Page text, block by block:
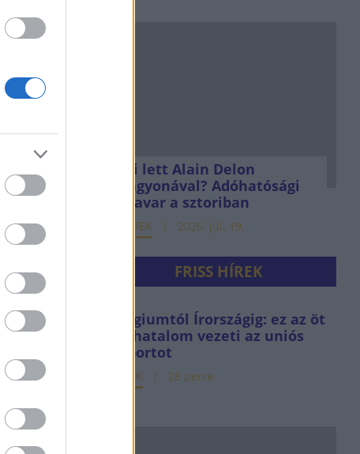
Mi lett Alain Delon
vagyonával? Adóhatósági
csavar a sztoriban
HÍREK 2026. júl. 19.
FRISS HÍREK
Belgiumtól Írországig: ez az öt
sörhatalom vezeti az uniós
exportot
HÍREK 28 perce